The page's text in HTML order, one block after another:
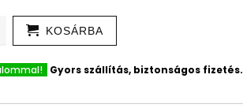
KOSÁRBA
Gyors szállítás, biztonságos fizetés.